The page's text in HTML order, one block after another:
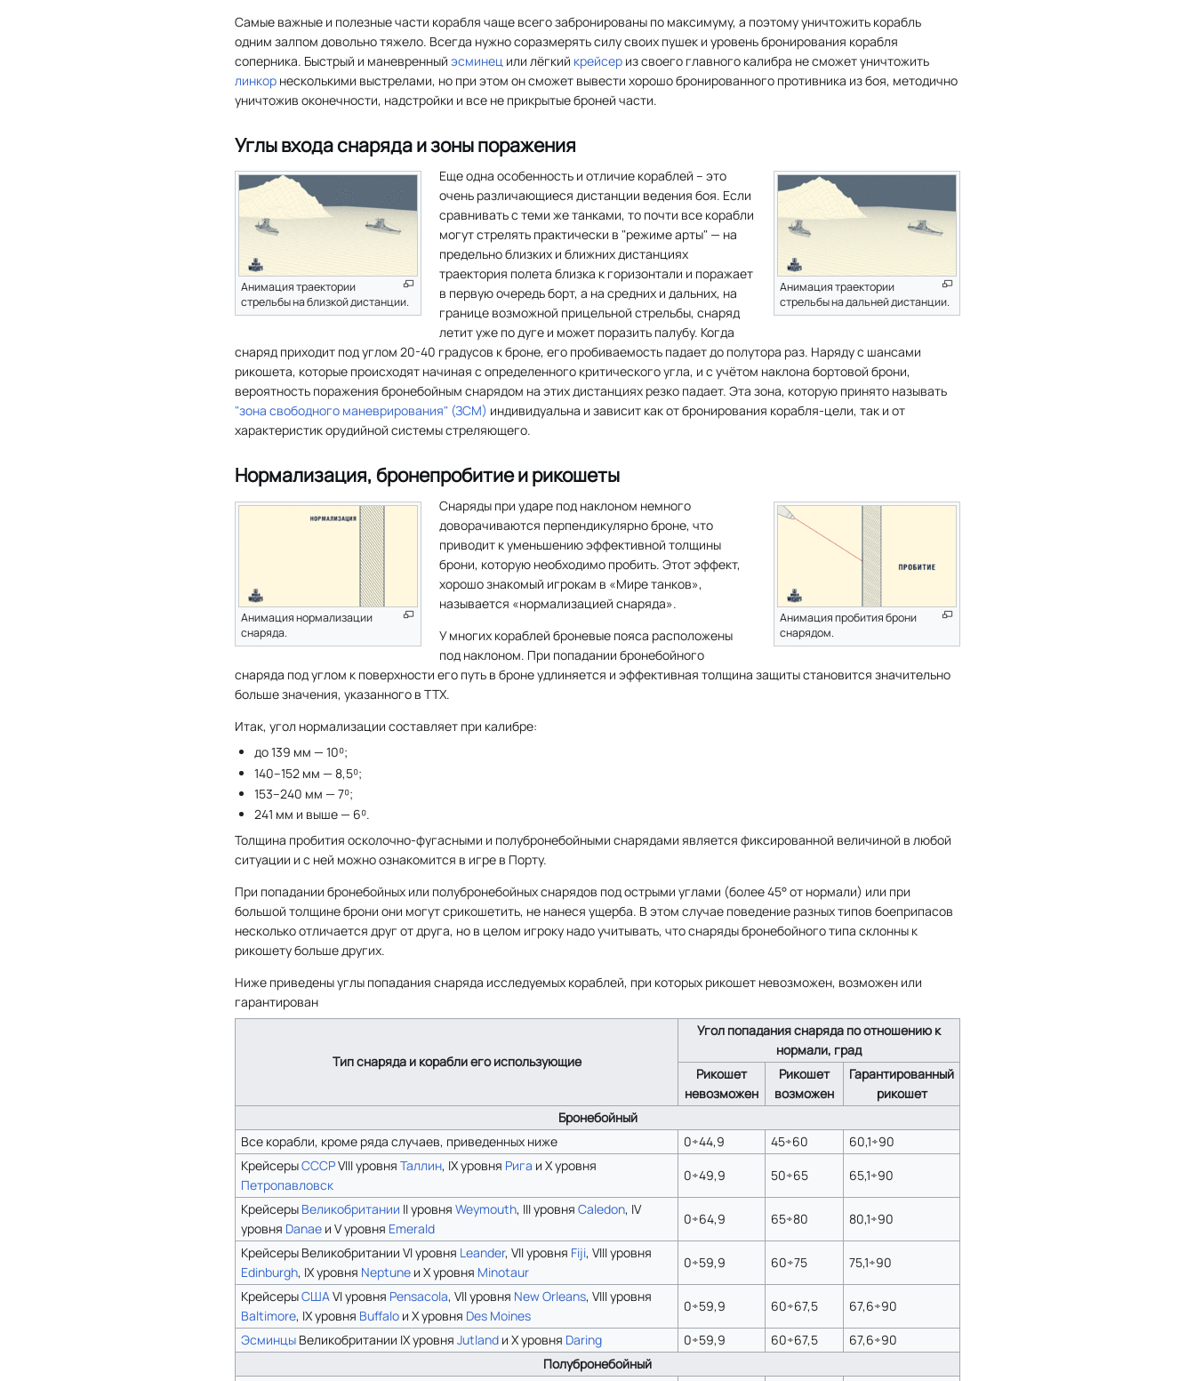
Самые важные и полезные части корабля чаще всего забронированы по максимуму, а поэтому уничтожить корабль
одним залпом довольно тяжело. Всегда нужно соразмерять силу своих пушек и уровень бронирования корабля
соперника. Быстрый и маневренный эсминец или лёгкий крейсер из своего главного калибра не сможет уничтожить
линкор несколькими выстрелами, но при этом он сможет вывести хорошо бронированного противника из боя, методично
уничтожив оконечности, надстройки и все не прикрытые броней части.
Углы входа снаряда и зоны поражения
Анимация траектории
стрельбы на близкой дистанции.
Анимация траектории
стрельбы на дальней дистанции.
Еще одна особенность и отличие кораблей – это
очень различающиеся дистанции ведения боя. Если
сравнивать с теми же танками, то почти все корабли
могут стрелять практически в "режиме арты" — на
предельно близких и ближних дистанциях
траектория полета близка к горизонтали и поражает
в первую очередь борт, а на средних и дальних, на
границе возможной прицельной стрельбы, снаряд
летит уже по дуге и может поразить палубу. Когда
снаряд приходит под углом 20-40 градусов к броне, его пробиваемость падает до полутора раз. Наряду с шансами
рикошета, которые происходят начиная с определенного критического угла, и с учётом наклона бортовой брони,
вероятность поражения бронебойным снарядом на этих дистанциях резко падает. Эта зона, которую принято называть
"зона свободного маневрирования" (ЗСМ) индивидуальна и зависит как от бронирования корабля-цели, так и от
характеристик орудийной системы стреляющего.
Нормализация, бронепробитие и рикошеты
Анимация нормализации
снаряда.
Анимация пробития брони
снарядом.
Снаряды при ударе под наклоном немного
доворачиваются перпендикулярно броне, что
приводит к уменьшению эффективной толщины
брони, которую необходимо пробить. Этот эффект,
хорошо знакомый игрокам в «Мире танков»,
называется «нормализацией снаряда».
У многих кораблей броневые пояса расположены
под наклоном. При попадании бронебойного
снаряда под углом к поверхности его путь в броне удлиняется и эффективная толщина защиты становится значительно
больше значения, указанного в ТТХ.
Итак, угол нормализации составляет при калибре:
до 139 мм — 10⁰;
140–152 мм — 8,5⁰;
153–240 мм — 7⁰;
241 мм и выше — 6⁰.
Толщина пробития осколочно-фугасными и полубронебойными снарядами является фиксированной величиной в любой
ситуации и с ней можно ознакомится в игре в Порту.
При попадании бронебойных или полубронебойных снарядов под острыми углами (более 45° от нормали) или при
большой толщине брони они могут срикошетить, не нанеся ущерба. В этом случае поведение разных типов боеприпасов
несколько отличается друг от друга, но в целом игроку надо учитывать, что снаряды бронебойного типа склонны к
рикошету больше других.
Ниже приведены углы попадания снаряда исследуемых кораблей, при которых рикошет невозможен, возможен или
гарантирован
Тип снаряда и корабли его использующие
Угол попадания снаряда по отношению к
нормали, град
Рикошет
невозможен
Рикошет
возможен
Гарантированный
рикошет
Бронебойный
Все корабли, кроме ряда случаев, приведенных ниже
0÷44,9 45÷60
60,1÷90
КрейсерыСССРVIII уровня Таллин, IX уровня Рига и X уровня
Петропавловск
0÷49,9 50÷65
65,1÷90
Крейсеры Великобритании II уровня Weymouth, III уровня Caledon, IV
уровня Danaeи V уровня Emerald
0÷64,9 65÷80
80,1÷90
Крейсеры Великобритании VI уровня Leander, VII уровня Fiji, VIII уровня
Edinburgh, IX уровня Neptuneи X уровня Minotaur
0÷59,9 60÷75
75,1÷90
КрейсерыСШАVI уровня Pensacola, VII уровня New Orleans, VIII уровня
Baltimore, IX уровня Buffaloи X уровня Des Moines
0÷59,9 60÷67,5
67,6÷90
ЭсминцыВеликобритании IX уровня Jutlandи X уровня Daring 0÷59,9 60÷67,5
67,6÷90
Полубронебойный